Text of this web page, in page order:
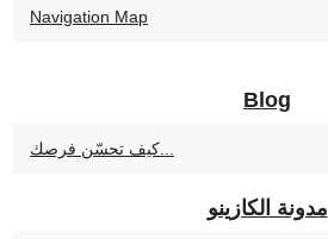
Navigation Map
Blog
كيف تحسّن فرصك...
مدونة الكازينو